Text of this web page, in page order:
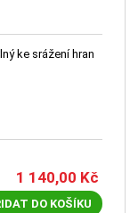
ke srážení hran
1 140,00 Kč
DO KOŠÍKU